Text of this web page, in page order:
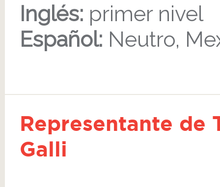
Inglés: primer nivel
Español: Neutro,
Representante de
Galli